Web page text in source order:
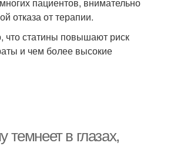
отказа от терапии.
что статины повышают риск
и чем более высокие
темнеет в глазах,